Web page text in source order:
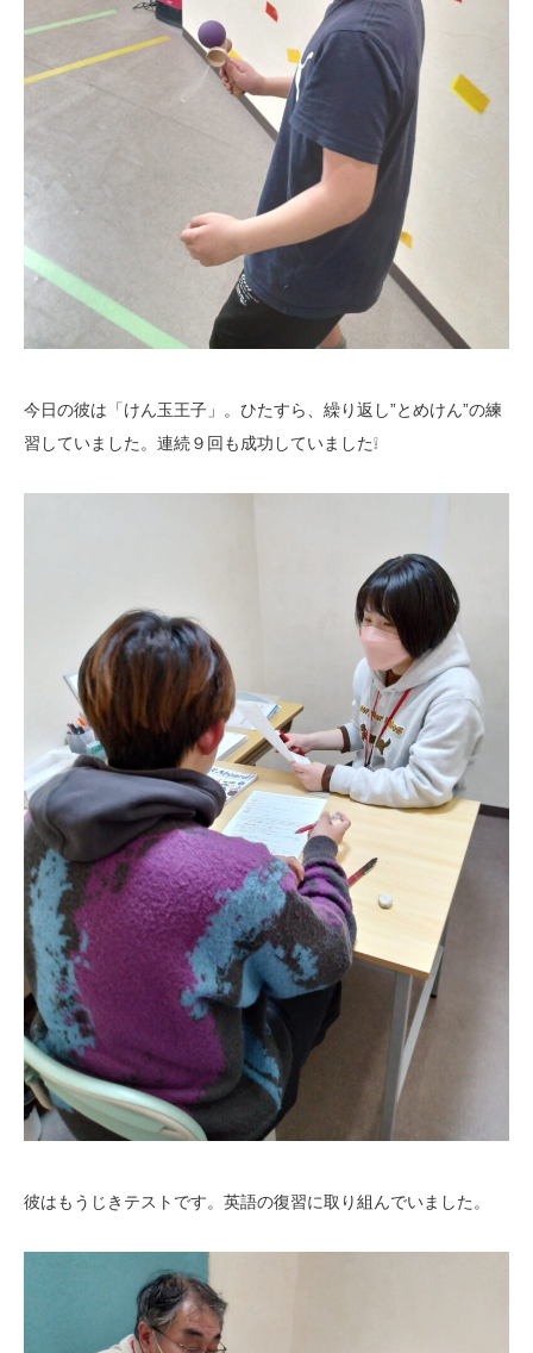
今日の彼は「けん玉王子」。ひたすら、繰り返し”とめけん”の練
習していました。連続９回も成功していました❕
彼はもうじきテストです。英語の復習に取り組んでいました。